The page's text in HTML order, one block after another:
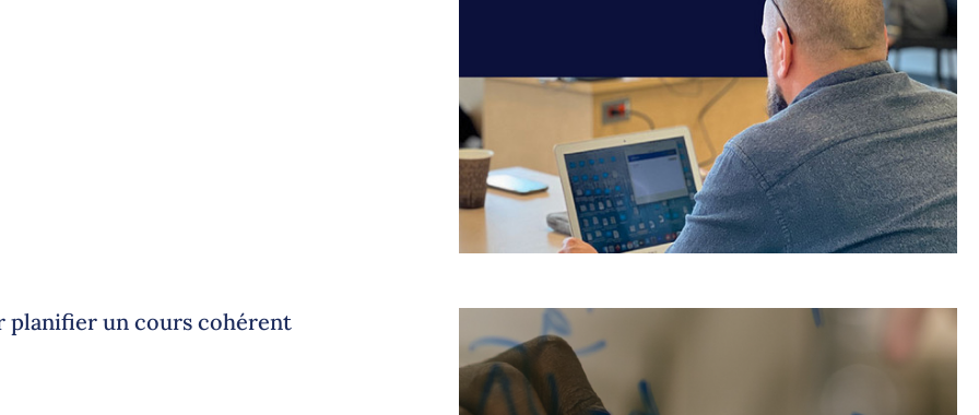
planifier un cours cohérent